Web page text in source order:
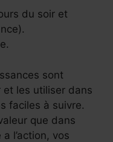
du soir et
sont
les utiliser dans
faciles à suivre.
que dans
l’action, vos